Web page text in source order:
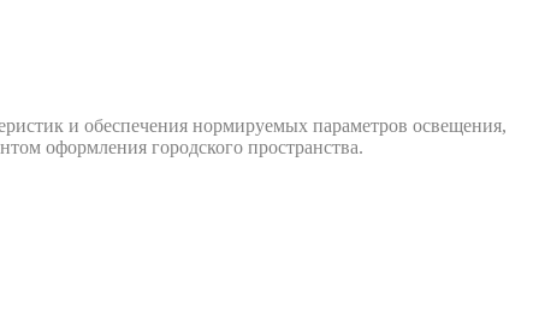
и обеспечения нормируемых параметров освещения,
oфopмлeния городского пpocтpaнcтва.